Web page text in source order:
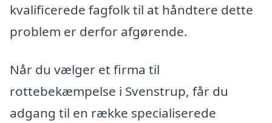
kvalificerede fagfolk til at håndtere dette
problem er derfor afgørende.
Når du vælger et firma til
rottebekæmpelse i Svenstrup, får du
adgang til en række specialiserede